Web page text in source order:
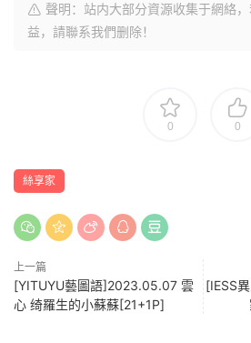
聲明：站内大部分資源收集于網絡
益，請聯系我們删除！
0 0
絲享家
上一篇
[YITUYU藝圖語]2023.05.07 雲
心 绮羅生的小蘇蘇[21+1P]
[IESS